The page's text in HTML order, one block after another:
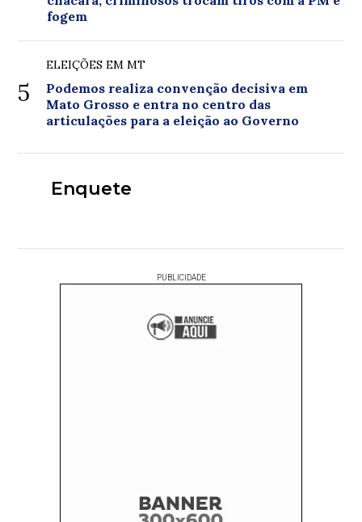
fogem
5
ELEIÇÕES EM MT
Podemos realiza convenção decisiva em
Mato Grosso e entra no centro das
articulações para a eleição ao Governo
Enquete
PUBLICIDADE